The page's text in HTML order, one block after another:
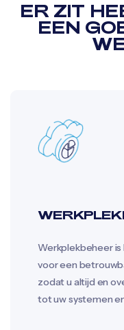
ER ZIT
EEN
Werkplekbeheer
voor een
zodat u altijd en
tot uw systemen